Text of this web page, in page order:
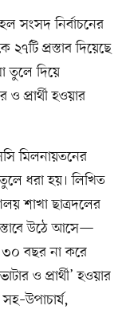
সংসদ নির্বাচনের
২৭টি প্রস্তাব দিয়েছে
তুলে দিয়ে
ও প্রার্থী হওয়ার
মিলনায়তনের
ধরা হয়। লিখিত
শাখা ছাত্রদলের
উঠে আসে—
৩০ বছর না করে
ও প্রার্থী’ হওয়ার